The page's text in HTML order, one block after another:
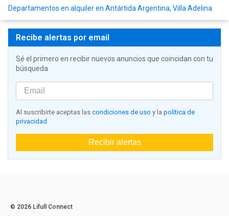
Departamentos en alquiler en Antártida Argentina, Villa Adelina
Recibe alertas por email
Sé el primero en recibir nuevos anuncios que coincidan con tu
búsqueda
Al suscribirte aceptas las condiciones de uso y la política de
privacidad
Recibir alertas
© 2026 Lifull Connect